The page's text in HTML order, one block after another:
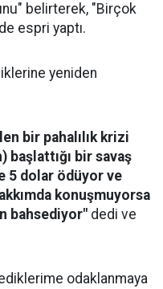
belirterek, "Birçok
espri yaptı.
yeniden
bir pahalılık krizi
başlattığı bir savaş
5 dolar ödüyor ve
konuşmuyorsa
bahsediyor" dedi ve
odaklanmaya